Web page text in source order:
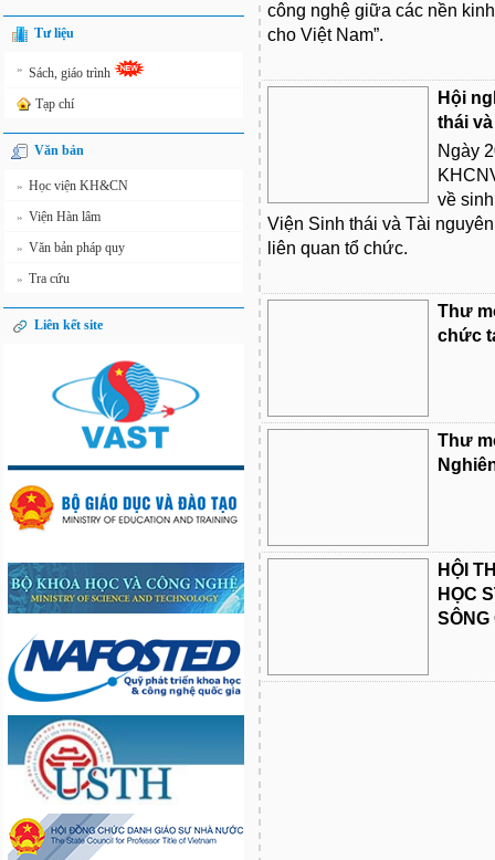
Tư liệu
» Sách, giáo trình
Tạp chí
Văn bản
» Học viện KH&CN
» Viện Hàn lâm
» Văn bản pháp quy
» Tra cứu
Liên kết site
công nghệ giữa các nền
cho Việt Nam”.
Hội
thái
Ngày
về
Viện Sinh thái và Tài
liên quan tổ chức.
Thư
chức
Thư
HỘI
HỌC
SÔNG